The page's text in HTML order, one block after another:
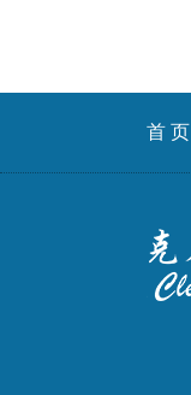
首 页